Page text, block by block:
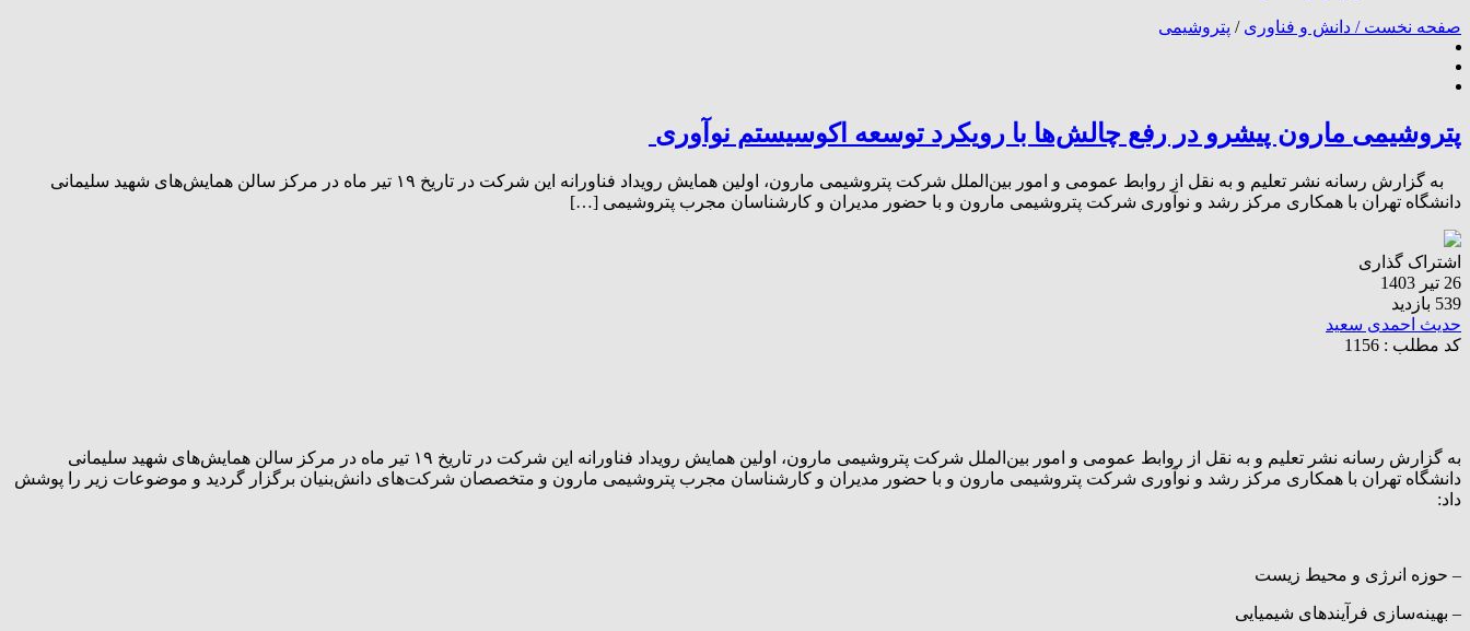
صفحه نخست / دانش و فناوری / پتروشیمی
پتروشیمی مارون پیشرو در رفع چالش‌ها با رویکرد توسعه اکوسیستم نوآوری
به گزارش رسانه نشر تعلیم و به نقل از روابط عمومی و امور بین‌الملل شرکت پتروشیمی مارون، اولین همایش رویداد فناورانه این شرکت در تاریخ ۱۹ تیر ماه در مرکز سالن همایش‌های شهید سلیمانی
دانشگاه تهران با همکاری مرکز رشد و نوآوری شرکت پتروشیمی مارون و با حضور مدیران و کارشناسان مجرب پتروشیمی […]
اشتراک گذاری
26 تیر 1403
539 بازدید
حدیث احمدی سعید
کد مطلب : 1156
به گزارش رسانه نشر تعلیم و به نقل از روابط عمومی و امور بین‌الملل شرکت پتروشیمی مارون، اولین همایش رویداد فناورانه این شرکت در تاریخ ۱۹ تیر ماه در مرکز سالن همایش‌های شهید سلیمانی
دانشگاه تهران با همکاری مرکز رشد و نوآوری شرکت پتروشیمی مارون و با حضور مدیران و کارشناسان مجرب پتروشیمی مارون و متخصصان شرکت‌های دانش‌بنیان برگزار گردید و موضوعات زیر را پوشش
داد:
– حوزه انرژی و محیط زیست
– بهینه‌سازی فرآیندهای شیمیایی